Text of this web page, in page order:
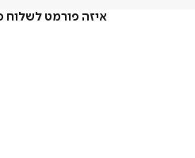
איזה פורמט לשלוח